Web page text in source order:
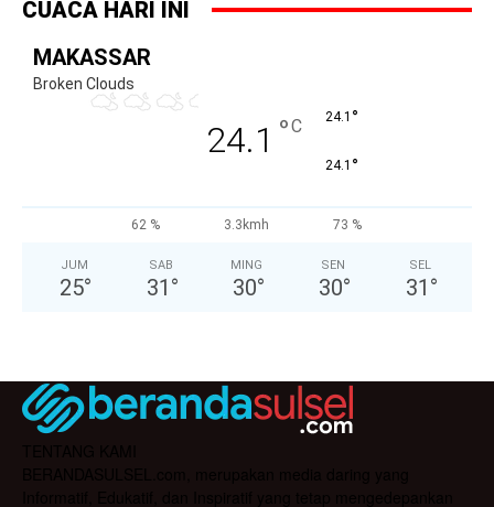
CUACA HARI INI
MAKASSAR
Broken Clouds
24.1 °C 24.1 °
24.1 °
62 % 3.3kmh 73 %
JUM
25°
SAB
31 °
MING
30°
SEN
30°
SEL
31 °